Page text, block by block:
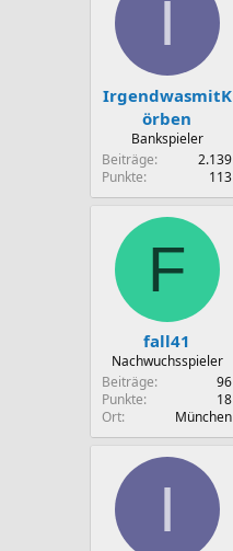
I
IrgendwasmitK
örben
Bankspieler
Beiträge
2.139
Punkte
113
F
fall41
Nachwuchsspieler
Beiträge
96
Punkte
18
Ort
München
I